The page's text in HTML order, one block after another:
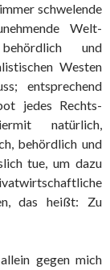
schwelende
Welt-
und
Westen
entsprechend
jedes Rechts-
natürlich,
behördlich und
tue, um dazu
das heißt: Zu
gegen mich